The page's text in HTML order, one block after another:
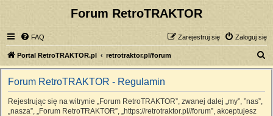
Forum RetroTRAKTOR
FAQ Zaloguj się
Zarejestruj się
Portal RetroTRAKTOR.pl retrotraktor.pl/forum
z
Forum RetroTRAKTOR - Regulamin
Rejestrując się na witrynie „Forum RetroTRAKTOR”, zwanej dalej „my”, ”nas”,
„nasza”, „Forum RetroTRAKTOR”, „https://retrotraktor.pl//forum”, akceptujesz